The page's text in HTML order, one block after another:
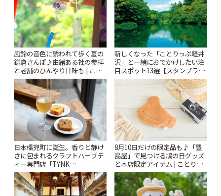
風鈴の音色に誘われて歩く夏の
鎌倉さんぽ♪由緒ある社の参拝
と老舗のひんやり甘味も | こと
りっぷ
新しくなった「ことりっぷ軽井
沢」と一緒におでかけしたい注
目スポット13選【スタンプラリ
ー開催中】 | ことりっぷ
日本橋兜町に誕生。香りと静け
さに包まれるクラフトハーブテ
ィー専門店「TYNK
Kabutocho」 | ことりっぷ
8月10日だけの限定品も♪「豊
島屋」で見つける鳩の日グッズ
と本店限定アイテム | ことりっ
ぷ